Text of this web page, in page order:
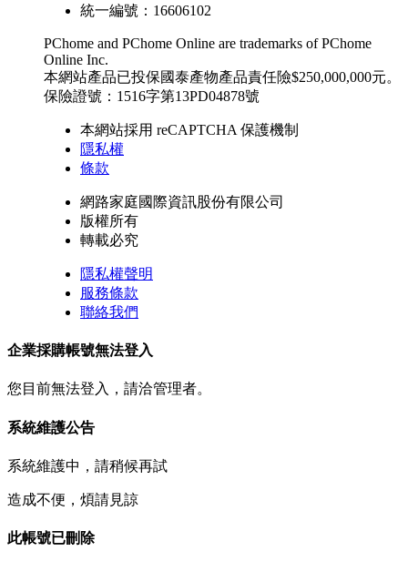
統一編號：16606102
PChome and PChome Online are trademarks of PChome
Online Inc.
本網站產品已投保國泰產物產品責任險$250,000,000元。
保險證號：1516字第13PD04878號
本網站採用 reCAPTCHA 保護機制
隱私權
條款
網路家庭國際資訊股份有限公司
版權所有
轉載必究
隱私權聲明
服務條款
聯絡我們
企業採購帳號無法登入
您目前無法登入，請洽管理者。
系統維護公告
系統維護中，請稍候再試
造成不便，煩請見諒
此帳號已刪除